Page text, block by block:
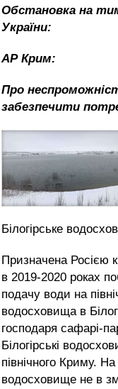
Обстановка на
України:
АР Крим:
Про
забезпечити
Білогірське
Призначена Росією
в 2019-2020 роках
подачу води на
водосховища в
господаря сафарі-
Білогірські
північного Криму. На
водосховище не в